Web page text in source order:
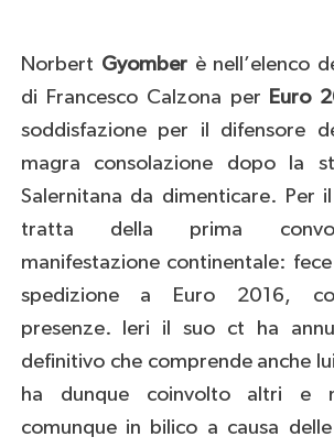
Norbert Gyomberè nell’elenco
di Francesco Calzona per Euro
soddisfazione per il difensore
magra consolazione dopo la
Salernitana da dimenticare. Per
tratta della prima
manifestazione continentale:
spedizione a Euro 2016,
presenze. Ieri il suo ct ha
definitivo che comprende anche
ha dunque coinvolto altri e
comunque in bilico a causa